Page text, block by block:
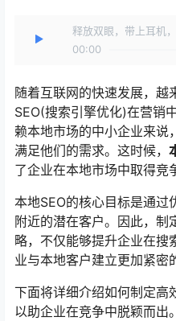
释放双眼，带上耳机
00:00
随着互联网的快速发展，越
SEO(搜索引擎优化)在营销
赖本地市场的中小企业来说
满足他们的需求。这时候，
了企业在本地市场中取得竞
本地SEO的核心目标是通过
附近的潜在客户。因此，制
略，不仅能够提升企业在搜
业与本地客户建立更加紧密
下面将详细介绍如何制定高
以助企业在竞争中脱颖而出。